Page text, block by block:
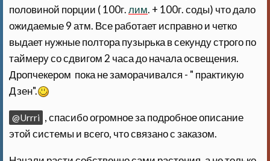
половиной порции ( 100г.лим. + 100г. соды) что дало
ожидаемые 9 атм. Все работает исправно и четко
выдает нужные полтора пузырька в секунду строго по
таймеру со сдвигом 2 часа до начала освещения.
Дропчекером пока не заморачивался - " практикую
Дзен".
@Urrri , спасибо огромное за подробное описание
этой системы и всего, что связано с заказом.